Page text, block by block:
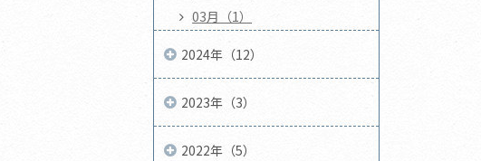
03月（1）
2024年（12）
2023年（3）
2022年（5）